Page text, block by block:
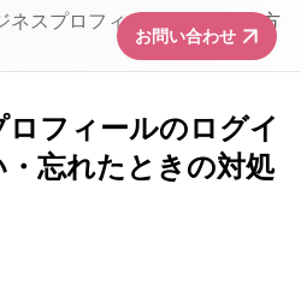
お問い合わせarrow_forward
ネスプロフィールのログイン方
ロフィールのログイ
忘れたときの対処